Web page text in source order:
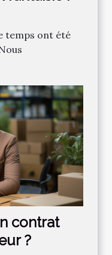
temps ont été
contrat
?